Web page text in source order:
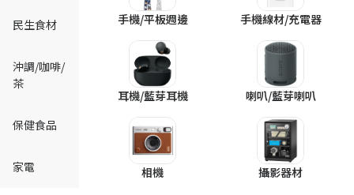
民生食材
沖調/咖啡/
茶
保健食品
家電
手機/平板週邊 手機線材/充電器
耳機/藍芽耳機 喇叭/藍芽喇叭
相機 攝影器材